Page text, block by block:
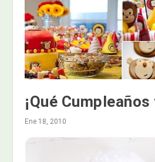
¡Qué
Ene 18, 2010